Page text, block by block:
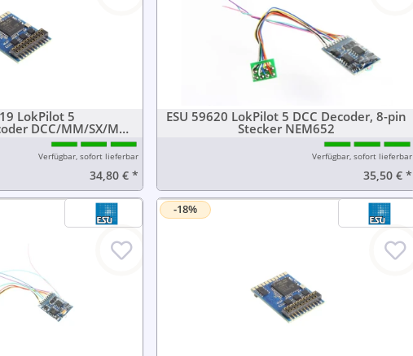
LokPilot 5
DCC/MM/SX/M4,
NEM660
Verfügbar, sofort lieferbar
34,80 €*
ESU 59620 LokPilot 5 DCC Decoder, 8-pin
Stecker NEM652
Verfügbar, sofort lieferbar
35,50 € *
-18%